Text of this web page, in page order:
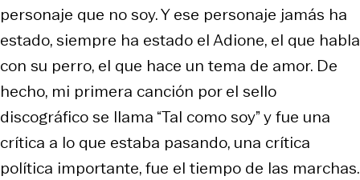
personaje que no soy. Y ese personaje jamás ha
estado, siempre ha estado el Adione, el que habla
con su perro, el que hace un tema de amor. De
hecho, mi primera canción por el sello
discográfico se llama “Tal como soy” y fue una
crítica a lo que estaba pasando, una crítica
política importante, fue el tiempo de las marchas.